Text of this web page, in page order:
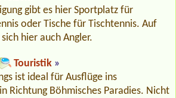
gibt es hier Sportplatz für
oder Tische für Tischtennis. Auf
hier auch Angler.
Touristik »
ist ideal für Ausflüge ins
Richtung Böhmisches Paradies. Nicht